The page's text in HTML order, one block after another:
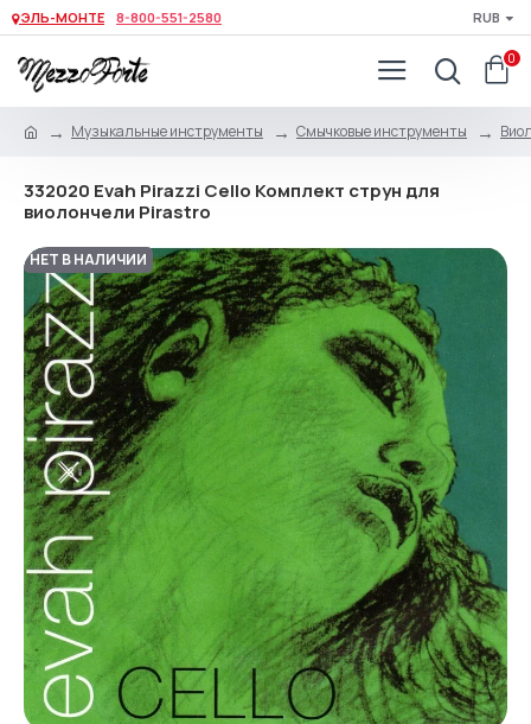
ЭЛЬ-МОНТЕ 8-800-551-2580 RUB
0
Музыкальные инструменты Смычковые инструменты
332020 Evah Pirazzi Cello Комплект струн для
виолончели Pirastro
НЕТ В НАЛИЧИИ